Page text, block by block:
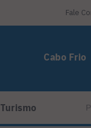
Fale
Cabo Frio
Turismo